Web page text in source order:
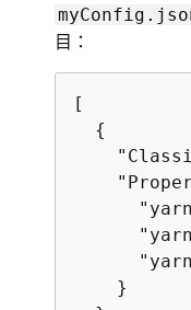
目：
[
{
    }